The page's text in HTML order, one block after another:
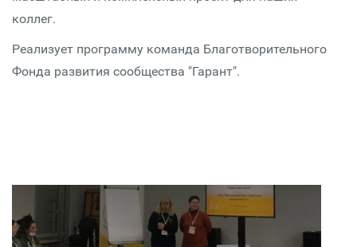
коллег.
Реализует программу команда Благотворительного
Фонда развития сообщества "Гарант".